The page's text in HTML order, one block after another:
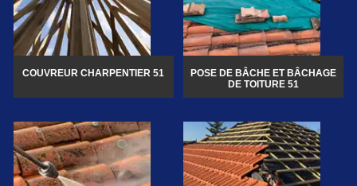
COUVREUR CHARPENTIER 51
POSE DE BÂCHE ET BÂCHAGE
DE TOITURE 51